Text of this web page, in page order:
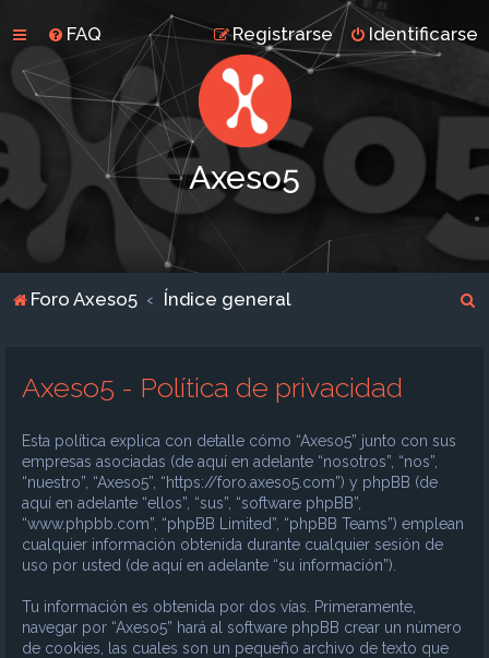
FAQ Identificarse
Registrarse
Axeso5
Foro Axeso5 Índice general
Axeso5 - Política de privacidad
Esta política explica con detalle cómo “Axeso5” junto con sus
empresas asociadas (de aquí en adelante “nosotros”, “nos”,
“nuestro”, “Axeso5”, “https://foro.axeso5.com”) y phpBB (de
aquí en adelante “ellos”, “sus”, “software phpBB”,
“www.phpbb.com”, “phpBB Limited”, “phpBB Teams”) emplean
cualquier información obtenida durante cualquier sesión de
uso por usted (de aquí en adelante “su información”).
Tu información es obtenida por dos vías. Primeramente,
navegar por “Axeso5” hará al software phpBB crear un número
de cookies, las cuales son un pequeño archivo de texto que